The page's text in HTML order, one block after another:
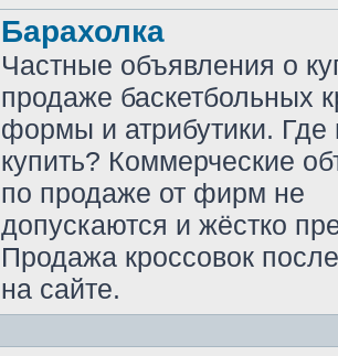
Барахолка
Частные объявления о
продаже баскетбольных
формы и атрибутики. Где
купить? Коммерческие
по продаже от фирм не
допускаются и жёстко
Продажа кроссовок
на сайте.